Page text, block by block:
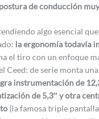
de conducción
algo esencial
la ergonomía todavía
el tiro con un enfoque
Ceed: de serie monta una
instrumentación de
de 5,3″ y otra
(la famosa triple